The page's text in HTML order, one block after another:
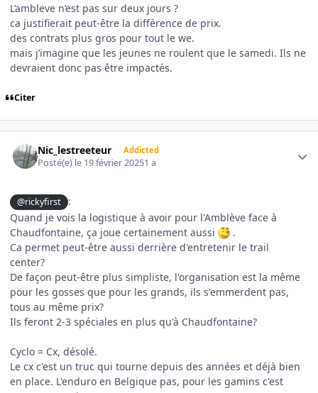
L’ambleve n’est pas sur deux jours ?
ca justifierait peut-être la différence de prix.
des contrats plus gros pour tout le we.
mais j’imagine que les jeunes ne roulent que le samedi. Ils ne
devraient donc pas être impactés.
Citer
Nic_lestreeteur Addicted
Posté(e) le 19 février 20251 a
@rickyfirst
:
Quand je vois la logistique à avoir pour l'Amblève face à
Chaudfontaine, ça joue certainement aussi
.
Ca permet peut-être aussi derrière d'entretenir le trail
center?
De façon peut-être plus simpliste, l'organisation est la même
pour les gosses que pour les grands, ils s'emmerdent pas,
tous au même prix?
Ils feront 2-3 spéciales en plus qu'à Chaudfontaine?
Cyclo = Cx, désolé.
Le cx c'est un truc qui tourne depuis des années et déjà bien
en place. L'enduro en Belgique pas, pour les gamins c'est